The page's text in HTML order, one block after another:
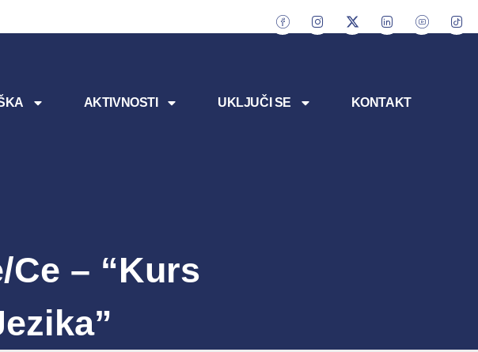
AKTIVNOSTI UKLJUČI SE KONTAKT
ce – “Kurs